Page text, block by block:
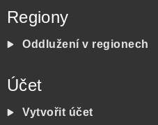
Regiony
Oddlužení v regionech
Účet
Vytvořit účet